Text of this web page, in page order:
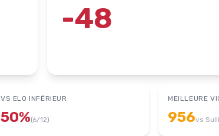
-48
VS ELO INFÉRIEUR
50%(6/12)
MEILLEURE
956vs